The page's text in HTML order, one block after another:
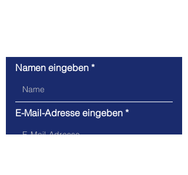
Namen eingeben
E-Mail-Adresse eingeben